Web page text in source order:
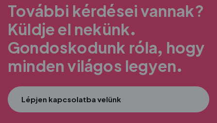
További kérdései vannak?
Küldje el nekünk.
Gondoskodunk róla, hogy
minden világos legyen.
Lépjen kapcsolatba velünk